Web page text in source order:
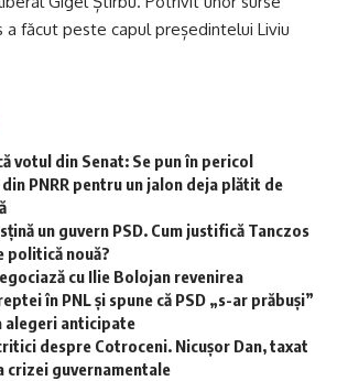
a făcut peste capul președintelui Liviu
votul din Senat: Se pun în pericol
PNRR pentru un jalon deja plătit de
un guvern PSD. Cum justifică Tanczos
politică nouă?
cu Ilie Bolojan revenirea
în PNL şi spune că PSD „s-ar prăbuși”
alegeri anticipate
despre Cotroceni. Nicușor Dan, taxat
crizei guvernamentale